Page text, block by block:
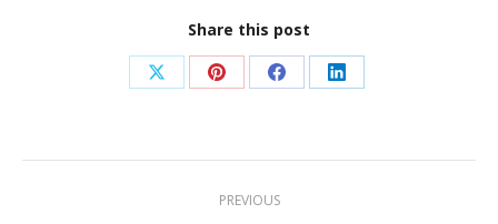
Share this post
Share
X
Share
Pinterest
Share
Facebook
Share
LinkedIn
PREVIOUS